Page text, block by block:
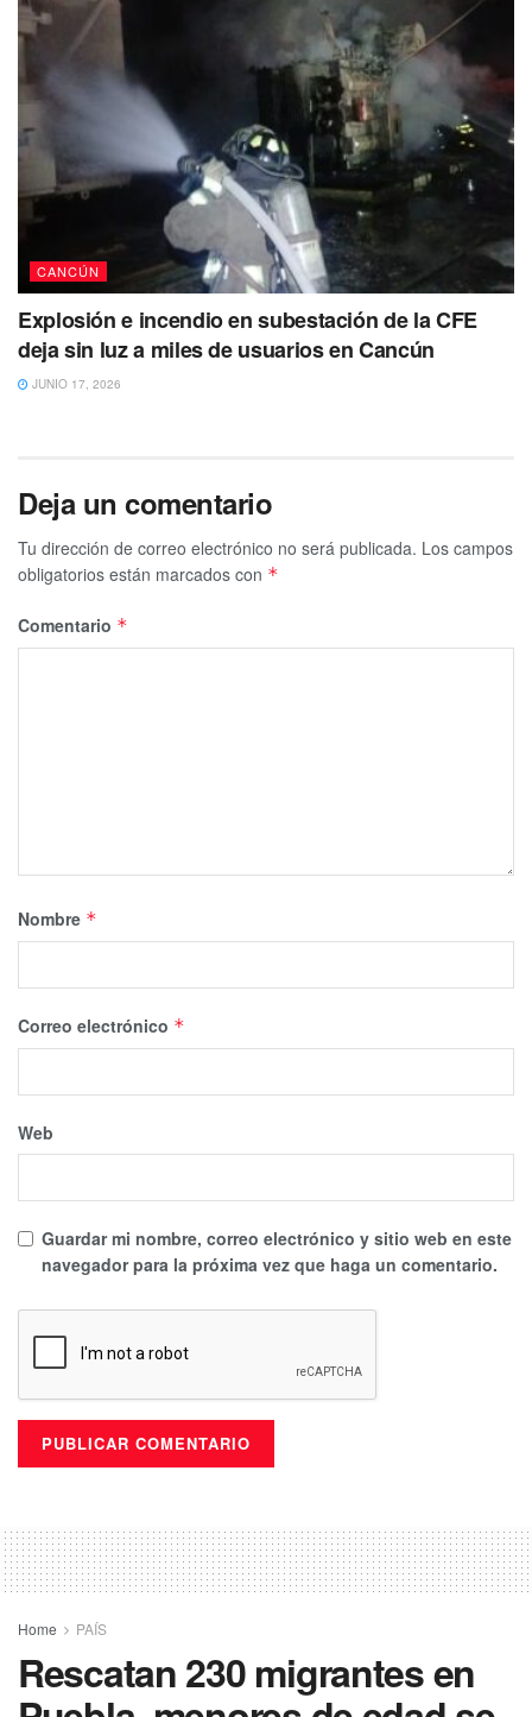
CANCÚN
Explosión e incendio en subestación de la CFE
deja sin luz a miles de usuarios en Cancún
JUNIO 17, 2026
Deja un comentario
Tu dirección de correo electrónico no será publicada. Los campos
obligatorios están marcados con *
Comentario *
Nombre *
Correo electrónico *
Web
Guardar mi nombre, correo electrónico y sitio web en este
navegador para la próxima vez que haga un comentario.
Home PAÍS
Rescatan 230 migrantes en